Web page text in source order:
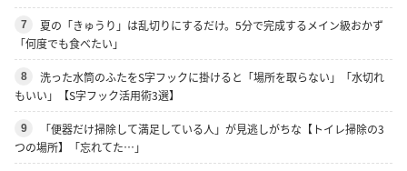
7
夏の「きゅうり」は乱切りにするだけ。5分で完成するメイン級おかず
「何度でも食べたい」
8
洗った水筒のふたをS字フックに掛けると「場所を取らない」「水切れ
もいい」【S字フック活用術3選】
9
「便器だけ掃除して満足している人」が見逃しがちな【トイレ掃除の3
つの場所】「忘れてた…」